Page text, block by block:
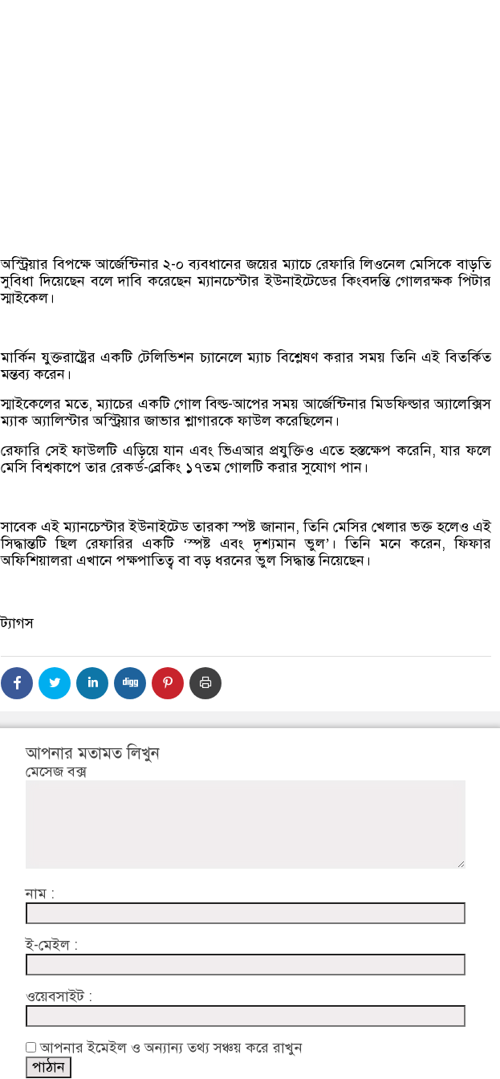
অস্ট্রিয়ার বিপক্ষে আর্জেন্টিনার ২-০ ব্যবধানের জয়ের ম্যাচে রেফারি লিওনেল মেসিকে বাড়তি
সুবিধা দিয়েছেন বলে দাবি করেছেন ম্যানচেস্টার ইউনাইটেডের কিংবদন্তি গোলরক্ষক পিটার
স্মাইকেল।
মার্কিন যুক্তরাষ্ট্রের একটি টেলিভিশন চ্যানেলে ম্যাচ বিশ্লেষণ করার সময় তিনি এই বিতর্কিত
মন্তব্য করেন।
স্মাইকেলের মতে, ম্যাচের একটি গোল বিল্ড-আপের সময় আর্জেন্টিনার মিডফিল্ডার অ্যালেক্সিস
ম্যাক অ্যালিস্টার অস্ট্রিয়ার জাভার শ্লাগারকে ফাউল করেছিলেন।
রেফারি সেই ফাউলটি এড়িয়ে যান এবং ভিএআর প্রযুক্তিও এতে হস্তক্ষেপ করেনি, যার ফলে
মেসি বিশ্বকাপে তার রেকর্ড-ব্রেকিং ১৭তম গোলটি করার সুযোগ পান।
সাবেক এই ম্যানচেস্টার ইউনাইটেড তারকা স্পষ্ট জানান, তিনি মেসির খেলার ভক্ত হলেও এই
সিদ্ধান্তটি ছিল রেফারির একটি ‘স্পষ্ট এবং দৃশ্যমান ভুল’। তিনি মনে করেন, ফিফার
অফিশিয়ালরা এখানে পক্ষপাতিত্ব বা বড় ধরনের ভুল সিদ্ধান্ত নিয়েছেন।
ট্যাগস
আপনার মতামত লিখুন
মেসেজ বক্স
নাম :
ই-মেইল :
ওয়েবসাইট :
আপনার ইমেইল ও অন্যান্য তথ্য সঞ্চয় করে রাখুন